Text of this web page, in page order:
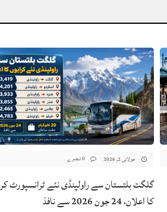
جولائی 2, 2026
گلگت بلتستان سے راولپنڈی نئے ٹرانسپورٹ
کا اعلان، 24 جون 2026 سے نافذ